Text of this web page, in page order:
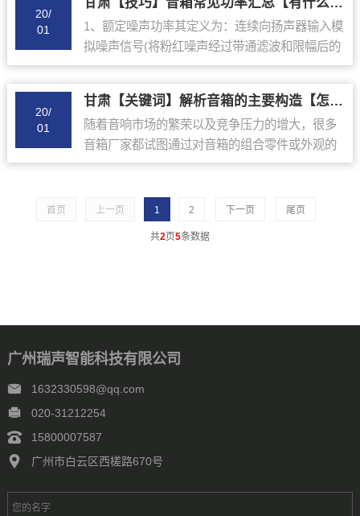
度：失真度...
20/
01
甘肃【技巧】音箱常见功率汇总【有什么用?】
1、额定噪声功率其定义为：连续向扬声器输入模
拟噪声信号(将粉红噪声经过带通滤波和限幅后的
信号)，在100小时内连续工作没有过热和机械损
伤，这个功率就称为扬声器的额定噪声功率。该
功率...
20/
01
甘肃【关键词】解析音箱的主要构造【怎么用?】
随着音响市场的繁荣以及竞争压力的增大，很多
音箱厂家都试图通过对音箱的组合零件或外观的
多样设计来寻求新的突破。但不管其怎么变，音
造——扬声器...
首页 上一页 1 2 下一页 尾页
共2页5条数据
广州瑞声智能科技有限公司
1632330598@qq.com
020-31212254
15800007587
广州市白云区西槎路670号